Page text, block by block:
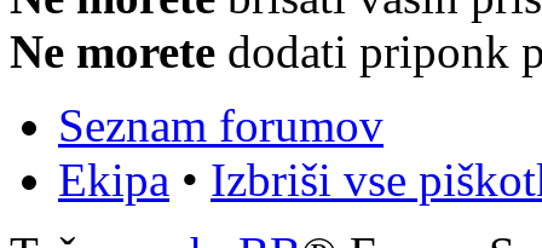
Ne morete dodati priponk
Seznam forumov
Ekipa • Izbriši vse